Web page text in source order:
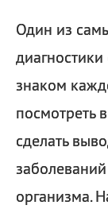
Один из
знаком
посмотреть
сделать
организма.